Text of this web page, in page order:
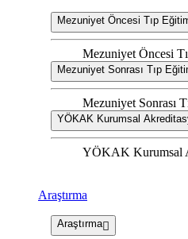
Mezuniyet Öncesi Tıp
Mezuniyet Öncesi
Mezuniyet Sonrası Tıp
Mezuniyet Sonrası
YÖKAK Kurumsal
YÖKAK Kurumsal
Araştırma
Araştırma